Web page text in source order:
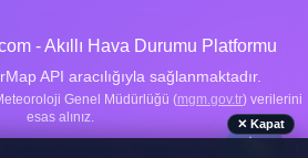
- Akıllı Hava Durumu Platformu
API aracılığıyla sağlanmaktadır.
Genel Müdürlüğü (mgm.gov.tr) verilerini
esas alınız.
🌤️
✕ Kapat